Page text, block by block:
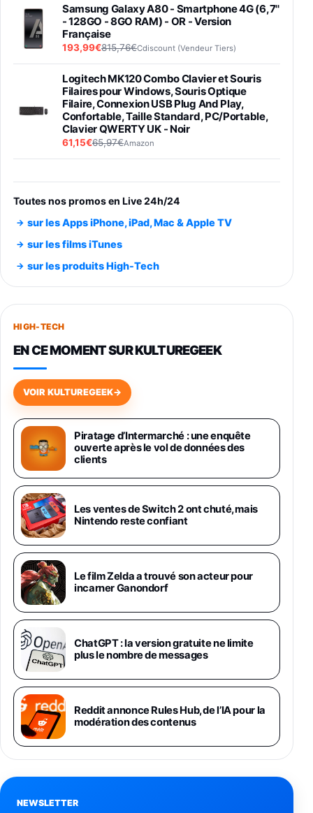
Samsung Galaxy A80 - Smartphone 4G (6,7''
- 128GO - 8GO RAM) - OR - Version
Française
193,99€815,76€Cdiscount (Vendeur Tiers)
Logitech MK120 Combo Clavier et Souris
Filaires pour Windows, Souris Optique
Filaire, Connexion USB Plug And Play,
Confortable, Taille Standard, PC/Portable,
Clavier QWERTY UK - Noir
61,15€65,97€Amazon
entraénement direct 3 vitesses (33-45-78
trs/min) avec pre-ampli intégré et port USB
Smartphone SAMSUNG Galaxy S26 Ultra
891,99€1199€Fnac (Vendeur Tiers)
Smartphone SAMSUNG Galaxy S26+ Violet
749,99€
648,63€834,71€
Samsung Galaxy Miracle Ultra, Smartphone
Android 5G avec Galaxy AI, 512 Go,
Chargeur Secteur Rapide 25W Inclus,
Smartphone déverrouillé, Noir, Version FR
1019€
Galaxy S26 Ultra 512 Go Bleu
1019€1399€ Fnac (Vendeur Tiers)
Galaxy S26 Ultra 256 Go Violet
892€1199€Fnac (Vendeur Tiers)
Philips SHK2000BL - Casque Enfant - Bleu &
Répartiteur Audio 5 Casques, Blanc
24,94€29,96€Fnac (Vendeur Tiers)
Asus RT-AC59U Routeur sans Fil Double
Bande Gigabit (Serveur et Client VPN, Triple
Vlan, Mode Point d'accès et Bridge, contrôle
Parental, Qos)
39,72€50,42€Amazon
Panasonic KX-TG6822 Téléphones Sans fil
Toutes nos promos en Live 24h/24
sur les Apps iPhone, iPad, Mac & Apple TV
sur les films iTunes
sur les produits High-Tech
HIGH-TECH
EN CE MOMENT SUR KULTUREGEEK
VOIR KULTUREGEEK→
Piratage d’Intermarché : une enquête
ouverte après le vol de données des
clients
Les ventes de Switch 2 ont chuté, mais
Nintendo reste confiant
Le film Zelda a trouvé son acteur pour
incarner Ganondorf
ChatGPT : la version gratuite ne limite
plus le nombre de messages
Reddit annonce Rules Hub, de l’IA pour la
modération des contenus
NEWSLETTER